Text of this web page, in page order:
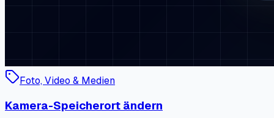
Foto, Video & Medien
Kamera-Speicherort ändern